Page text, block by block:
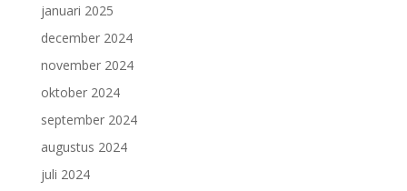
januari 2025
december 2024
november 2024
oktober 2024
september 2024
augustus 2024
juli 2024